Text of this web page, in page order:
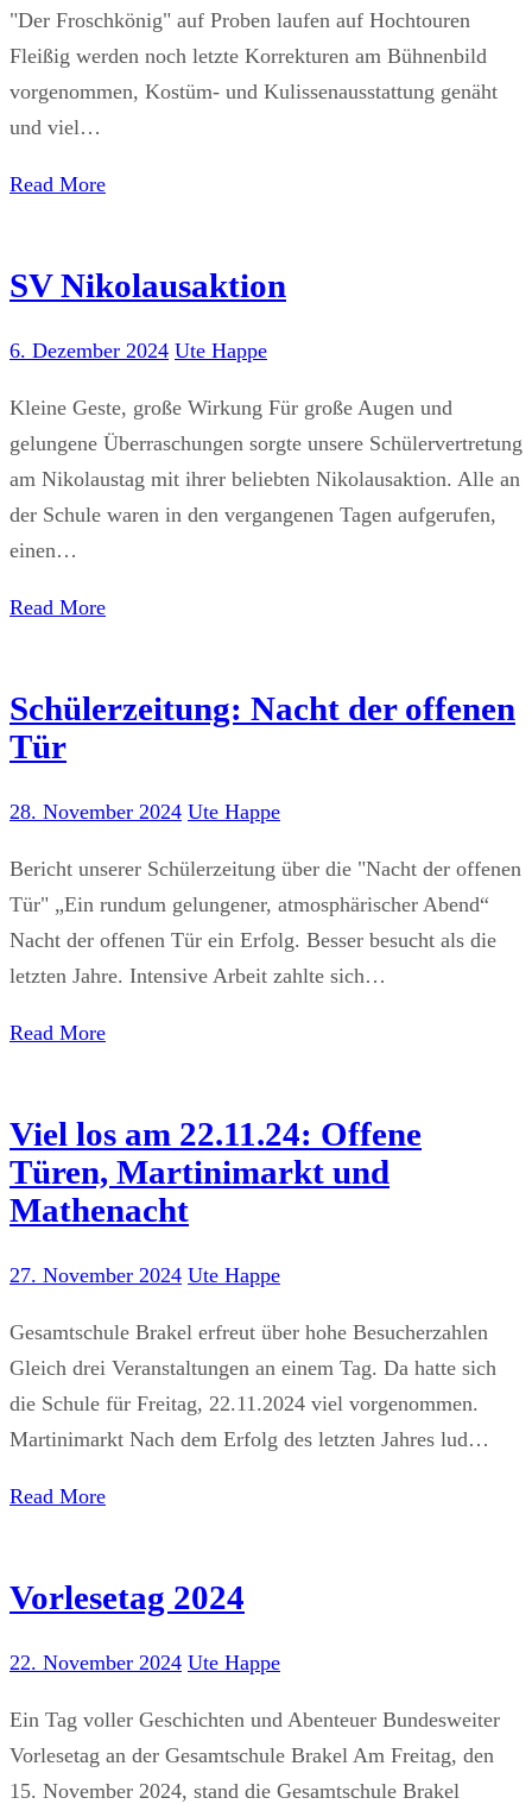
"Der Froschkönig" auf Proben laufen auf Hochtouren
Fleißig werden noch letzte Korrekturen am Bühnenbild
vorgenommen, Kostüm- und Kulissenausstattung genäht
und viel…
Read More
SV Nikolausaktion
6. Dezember 2024 Ute Happe
Kleine Geste, große Wirkung Für große Augen und
gelungene Überraschungen sorgte unsere Schülervertretung
am Nikolaustag mit ihrer beliebten Nikolausaktion. Alle an
der Schule waren in den vergangenen Tagen aufgerufen,
einen…
Read More
Schülerzeitung: Nacht der offenen
Tür
28. November 2024 Ute Happe
Bericht unserer Schülerzeitung über die "Nacht der offenen
Tür" „Ein rundum gelungener, atmosphärischer Abend“
Nacht der offenen Tür ein Erfolg. Besser besucht als die
letzten Jahre. Intensive Arbeit zahlte sich…
Read More
Viel los am 22.11.24: Offene
Türen, Martinimarkt und
Mathenacht
27. November 2024 Ute Happe
Gesamtschule Brakel erfreut über hohe Besucherzahlen
Gleich drei Veranstaltungen an einem Tag. Da hatte sich
die Schule für Freitag, 22.11.2024 viel vorgenommen.
Martinimarkt Nach dem Erfolg des letzten Jahres lud…
Read More
Vorlesetag 2024
22. November 2024 Ute Happe
Ein Tag voller Geschichten und Abenteuer Bundesweiter
Vorlesetag an der Gesamtschule Brakel Am Freitag, den
15. November 2024, stand die Gesamtschule Brakel